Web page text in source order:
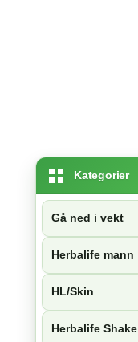
Kategorier
Gå ned i vekt
Herbalife mann
HL/Skin
Herbalife Shake